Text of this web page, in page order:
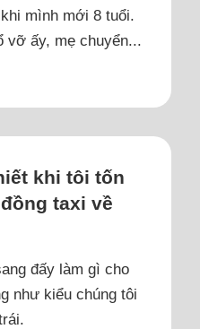
mình mới 8 tuổi.
vỡ ấy, mẹ chuyển...
khi tôi tốn
taxi về
đấy làm gì cho
như kiểu chúng tôi